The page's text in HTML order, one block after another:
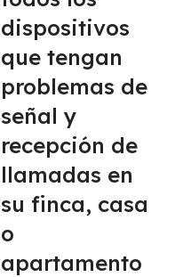
dispositivos
que tengan
problemas de
señal y
recepción de
llamadas en
su finca, casa
o
apartamento